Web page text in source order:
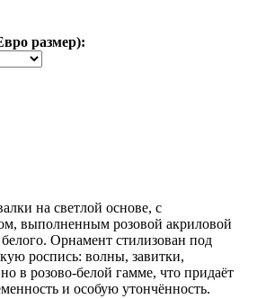
размер):
на светлой основе, с
выполненным розовой акриловой
Орнамент стилизован под
роспись: волны, завитки,
в розово-белой гамме, что придаёт
и особую утончённость.